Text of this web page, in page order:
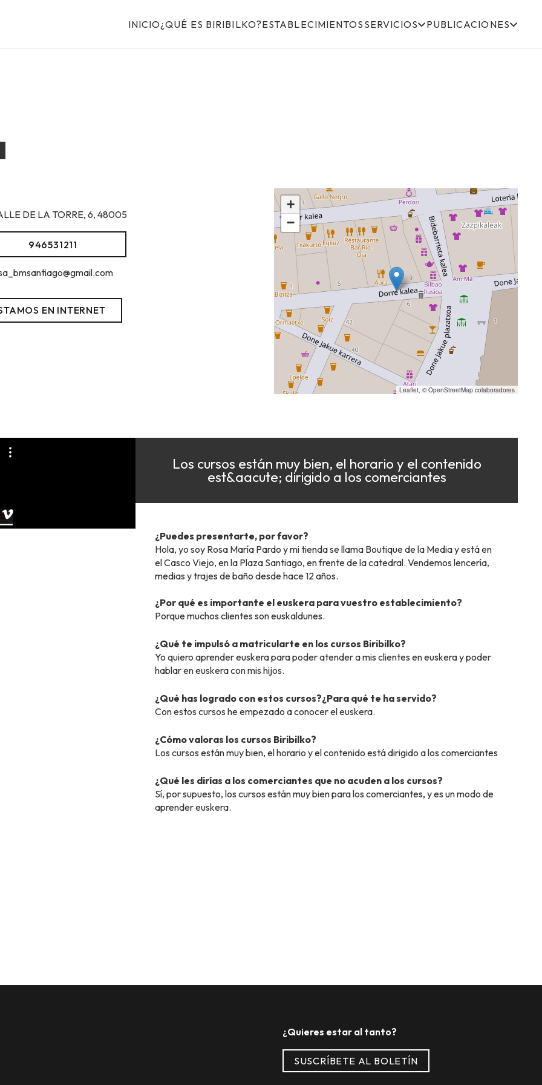
INICIO¿QUÉ ES BIRIBILKO?ESTABLECIMIENTOS SERVICIOS PUBLICACIONES
DE LA TORRE, 6, 48005
946531211
EN INTERNET
+
−
Leaflet, ©OpenStreetMapcolaboradores
Los cursos están muy bien, el horario y el contenido
est&aacute; dirigido a los comerciantes
¿Puedes presentarte, por favor?
Hola, yo soy Rosa María Pardo y mi tienda se llama Boutique de la Media y está en
el Casco Viejo, en la Plaza Santiago, en frente de la catedral. Vendemos lencería,
medias y trajes de baño desde hace 12 años.
¿Por qué es importante el euskera para vuestro establecimiento?
Porque muchos clientes son euskaldunes.
¿Qué te impulsó a matricularte en los cursos Biribilko?
Yo quiero aprender euskera para poder atender a mis clientes en euskera y poder
hablar en euskera con mis hijos.
¿Qué has logrado con estos cursos?¿Para qué te ha servido?
Con estos cursos he empezado a conocer el euskera.
¿Cómo valoras los cursos Biribilko?
Los cursos están muy bien, el horario y el contenido está dirigido a los comerciantes
¿Qué les dirías a los comerciantes que no acuden a los cursos?
Sí, por supuesto, los cursos están muy bien para los comerciantes, y es un modo de
aprender euskera.
¿Quieres estar al tanto?
SUSCRÍBETE AL BOLETÍN